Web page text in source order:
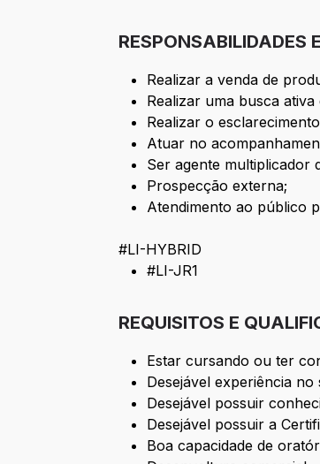
RESPONSABILIDADES
Realizar a venda de
Realizar uma busca
Realizar o
Atuar no
Ser agente multiplicador
Prospecção externa;
Atendimento ao público
#LI-HYBRID
#LI-JR1
REQUISITOS E
Estar cursando ou ter
Desejável experiência
Desejável possuir
Desejável possuir a
Boa capacidade de